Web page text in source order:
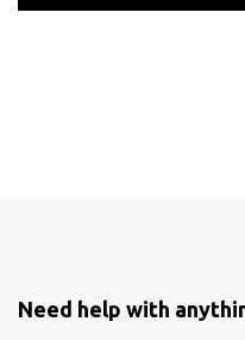
Need help with